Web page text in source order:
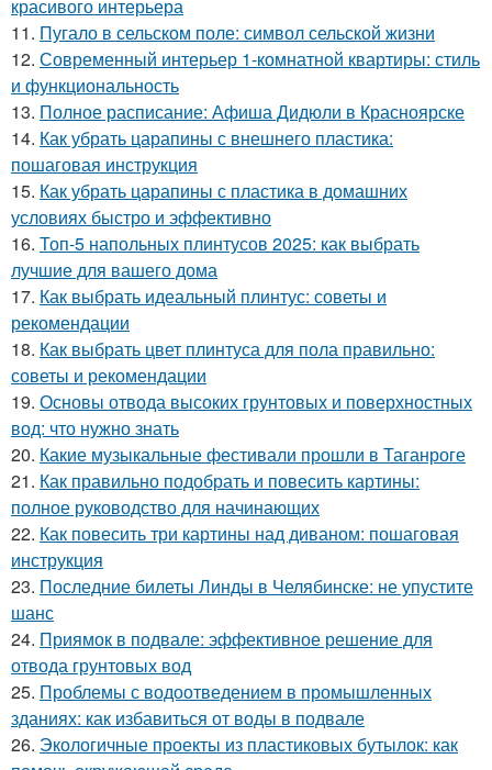
красивого интерьера
11. Пугало в сельском поле: символ сельской жизни
12. Современный интерьер 1-комнатной квартиры: стиль
и функциональность
13. Полное расписание: Афиша Дидюли в Красноярске
14. Как убрать царапины с внешнего пластика:
пошаговая инструкция
15. Как убрать царапины с пластика в домашних
условиях быстро и эффективно
16. Топ-5 напольных плинтусов 2025: как выбрать
лучшие для вашего дома
17. Как выбрать идеальный плинтус: советы и
рекомендации
18. Как выбрать цвет плинтуса для пола правильно:
советы и рекомендации
19. Основы отвода высоких грунтовых и поверхностных
вод: что нужно знать
20. Какие музыкальные фестивали прошли в Таганроге
21. Как правильно подобрать и повесить картины:
полное руководство для начинающих
22. Как повесить три картины над диваном: пошаговая
инструкция
23. Последние билеты Линды в Челябинске: не упустите
шанс
24. Приямок в подвале: эффективное решение для
отвода грунтовых вод
25. Проблемы с водоотведением в промышленных
зданиях: как избавиться от воды в подвале
26. Экологичные проекты из пластиковых бутылок: как